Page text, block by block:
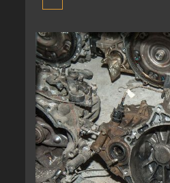
1998-2000 MODELLER
ÇIKMA YEDEK PARÇA